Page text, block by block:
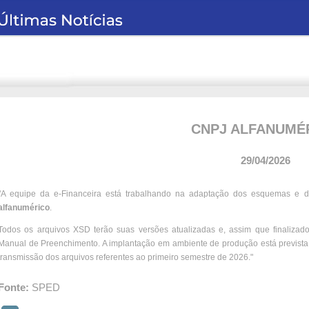
CNPJ
29/04/2026
equipe da e-Financeira está trabalhando na adaptação dos esquemas
.
os arquivos XSD terão suas versões atualizadas e, assim que
de Preenchimento. A implantação em ambiente de produção está
dos arquivos referentes ao primeiro semestre de 2026."
SPED